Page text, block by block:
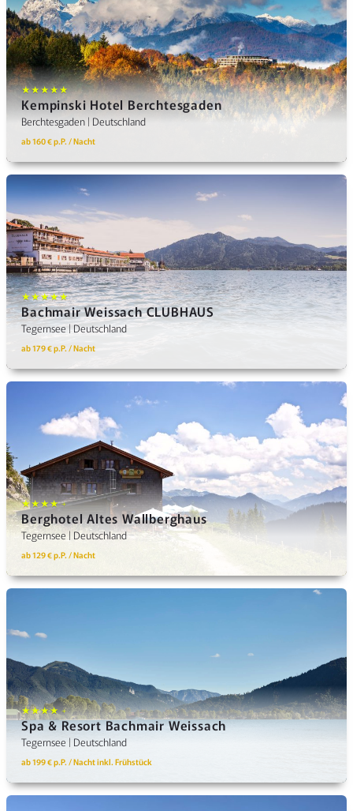
★★★★★
Kempinski Hotel Berchtesgaden
Berchtesgaden | Deutschland
ab 160 € p.P. / Nacht
★★★★★
Bachmair Weissach CLUBHAUS
Tegernsee | Deutschland
ab 179 € p.P. / Nacht
★★★★ +
Berghotel Altes Wallberghaus
Tegernsee | Deutschland
ab 129 € p.P. / Nacht
★★★★ +
Spa & Resort Bachmair Weissach
Tegernsee | Deutschland
ab 199 € p.P. / Nacht inkl. Frühstück